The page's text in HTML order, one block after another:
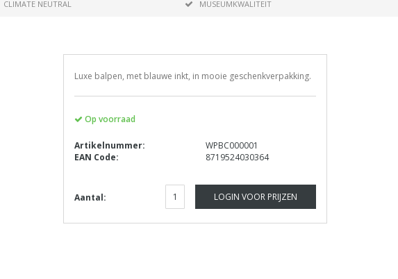
CLIMATE NEUTRAL MUSEUMKWALITEIT
Luxe balpen, met blauwe inkt, in mooie geschenkverpakking.
Op voorraad
Artikelnummer:
WPBC000001
EAN Code:
8719524030364
Aantal: LOGIN VOOR PRIJZEN